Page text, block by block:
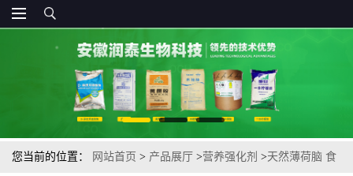
您当前的位置： 网站首页 > 产品展厅 >营养强化剂 >天然薄荷脑 食